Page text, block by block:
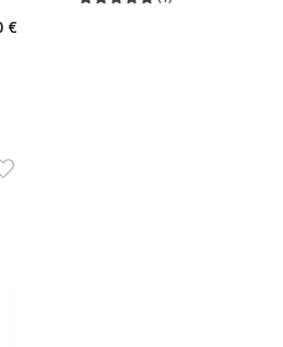
€
Keskmine hinnang 5.00